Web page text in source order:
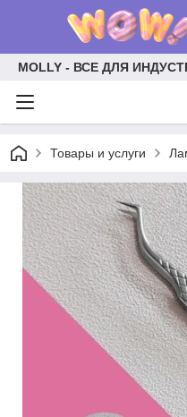
MOLLY - ВСЕ ДЛЯ
Товары и услуги